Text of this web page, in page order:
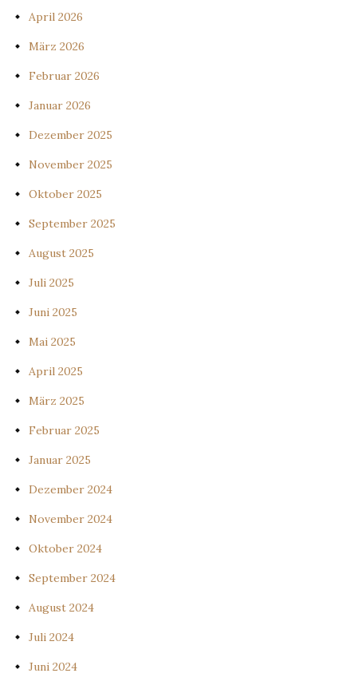
April 2026
März 2026
Februar 2026
Januar 2026
Dezember 2025
November 2025
Oktober 2025
September 2025
August 2025
Juli 2025
Juni 2025
Mai 2025
April 2025
März 2025
Februar 2025
Januar 2025
Dezember 2024
November 2024
Oktober 2024
September 2024
August 2024
Juli 2024
Juni 2024